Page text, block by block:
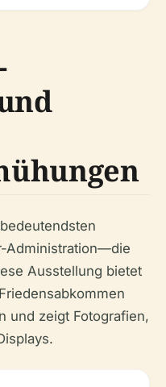
Administration—die
Ausstellung bietet
und zeigt Fotografien,